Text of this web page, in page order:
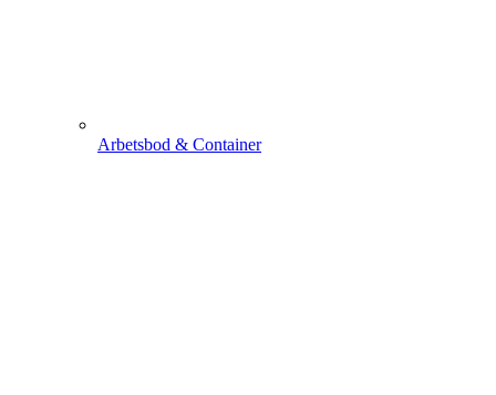
Arbetsbod & Container